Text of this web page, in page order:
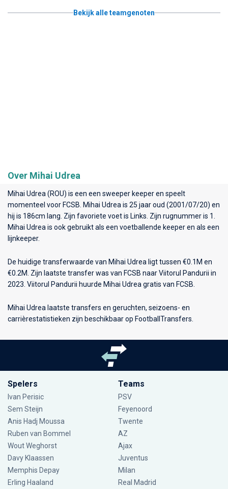
Bekijk alle teamgenoten
Over Mihai Udrea
Mihai Udrea (ROU) is een een sweeper keeper en speelt
momenteel voor FCSB . Mihai Udrea is 25 jaar oud (2001/07/20) en
hij is 186cm lang. Zijn favoriete voet is Links. Zijn rugnummer is 1.
Mihai Udrea is ook gebruikt als een voetballende keeper en als een
lijnkeeper.
De huidige transferwaarde van Mihai Udrea ligt tussen €0.1M en
€0.2M. Zijn laatste transfer was van FCSB naar Viitorul Pandurii in
2023. Viitorul Pandurii huurde Mihai Udrea gratis van FCSB.
Mihai Udrea laatste transfers en geruchten, seizoens- en
carrièrestatistieken zijn beschikbaar op FootballTransfers.
Spelers
Ivan Perisic
Sem Steijn
Anis Hadj Moussa
Ruben van Bommel
Wout Weghorst
Davy Klaassen
Memphis Depay
Erling Haaland
Teams
PSV
Feyenoord
Twente
AZ
Ajax
Juventus
Milan
Real Madrid